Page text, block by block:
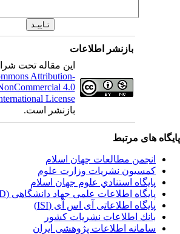
بازنشر اطلاعات
این مقاله تحت
Attribution-
NonCommercial 4.0
International License
بازنشر است.
های مرتبط
انجمن مطالعات جهان اسلام
کمسیون نشریات وزارت علوم
پايگاه استنادي علوم جهان اسلام
پایگاه اطلاعات علمی جهاد دانشگاهی (SID)
پایگاه اطلاعاتی آی اس آی (ISI)
بانك اطلاعات نشريات كشور
سامانه اطلاعات پژوهشی ایران